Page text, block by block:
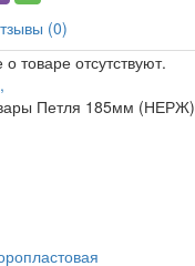
(0)
товаре отсутствуют.
Петля 185мм (НЕРЖ)